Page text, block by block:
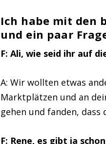
Ich habe mit den
und ein paar
F: Ali, wie seid ihr auf
A: Wir wollten etwas
Marktplätzen und an
gehen und fanden, dass
F: Rene, es gibt ja